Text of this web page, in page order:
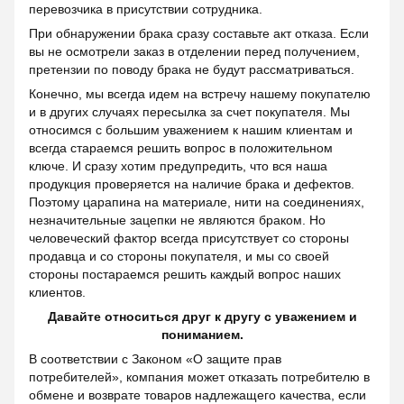
перевозчика в присутствии сотрудника.
При обнаружении брака сразу составьте акт отказа. Если
вы не осмотрели заказ в отделении перед получением,
претензии по поводу брака не будут рассматриваться.
Конечно, мы всегда идем на встречу нашему покупателю
и в других случаях пересылка за счет покупателя. Мы
относимся с большим уважением к нашим клиентам и
всегда стараемся решить вопрос в положительном
ключе. И сразу хотим предупредить, что вся наша
продукция проверяется на наличие брака и дефектов.
Поэтому царапина на материале, нити на соединениях,
незначительные зацепки не являются браком. Но
человеческий фактор всегда присутствует со стороны
продавца и со стороны покупателя, и мы со своей
стороны постараемся решить каждый вопрос наших
клиентов.
Давайте относиться друг к другу с уважением и
пониманием.
В соответствии с Законом «О защите прав
потребителей», компания может отказать потребителю в
обмене и возврате товаров надлежащего качества, если